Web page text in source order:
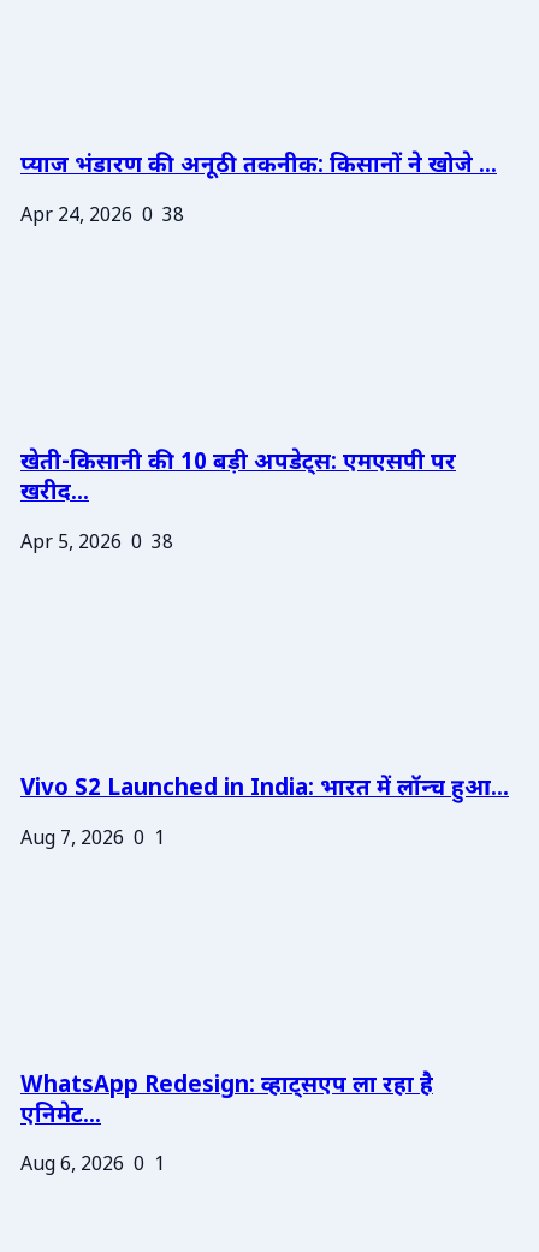
प्याज भंडारण की अनूठी तकनीक: किसानों ने खोजे ...
Apr 24, 2026 0 38
खेती-किसानी की 10 बड़ी अपडेट्स: एमएसपी पर
खरीद...
Apr 5, 2026 0 38
Vivo S2 Launched in India: भारत में लॉन्च हुआ...
Aug 7, 2026 0 1
WhatsApp Redesign: व्हाट्सएप ला रहा है
एनिमेट...
Aug 6, 2026 0 1